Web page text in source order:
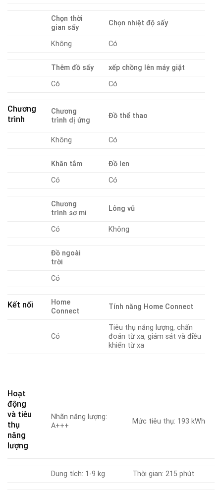
Chọn thời
gian sấy
Chọn nhiệt độ sấy
Không Có
Thêm đồ sấy
xếp chồng lên máy giặt
Có
Có
Chương
trình
Chương
trình dị ứng
Đồ thể thao
Không Có
Khăn tắm
Đồ len
Có
Có
Chương
trình sơ mi
Lông vũ
Có Không
Đồ ngoài
trời
Có
Kết nối
Home
Connect
Tính năng Home Connect
Có
Tiêu thụ năng lượng, chẩn
đoán từ xa, giám sát và điều
khiển từ xa
Hoạt
động
và tiêu
thụ
năng
lượng
Nhãn năng lượng:
A+++
Mức tiêu thụ: 193 kWh
Dung tích: 1-9 kg Thời gian: 215 phút